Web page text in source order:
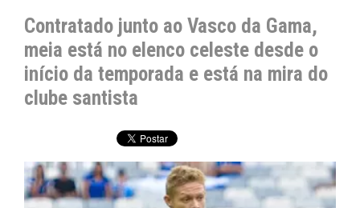
Contratado junto ao Vasco da Gama,
meia está no elenco celeste desde o
início da temporada e está na mira do
clube santista